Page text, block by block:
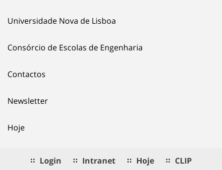
Universidade Nova de Lisboa
Consórcio de Escolas de Engenharia
Contactos
Newsletter
Hoje
Login Intranet Hoje CLIP